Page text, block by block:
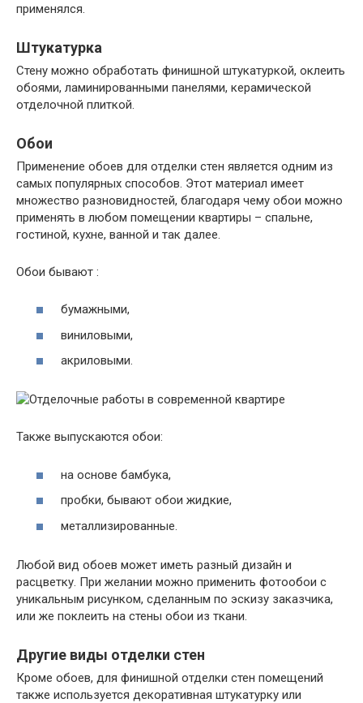
применялся.
Штукатурка
Стену можно обработать финишной штукатуркой, оклеить
обоями, ламинированными панелями, керамической
отделочной плиткой.
Обои
Применение обоев для отделки стен является одним из
самых популярных способов. Этот материал имеет
множество разновидностей, благодаря чему обои можно
применять в любом помещении квартиры – спальне,
гостиной, кухне, ванной и так далее.
Обои бывают :
бумажными,
виниловыми,
акриловыми.
Также выпускаются обои:
на основе бамбука,
пробки, бывают обои жидкие,
металлизированные.
Любой вид обоев может иметь разный дизайн и
расцветку. При желании можно применить фотообои с
уникальным рисунком, сделанным по эскизу заказчика,
или же поклеить на стены обои из ткани.
Другие виды отделки стен
Кроме обоев, для финишной отделки стен помещений
также используется декоративная штукатурку или